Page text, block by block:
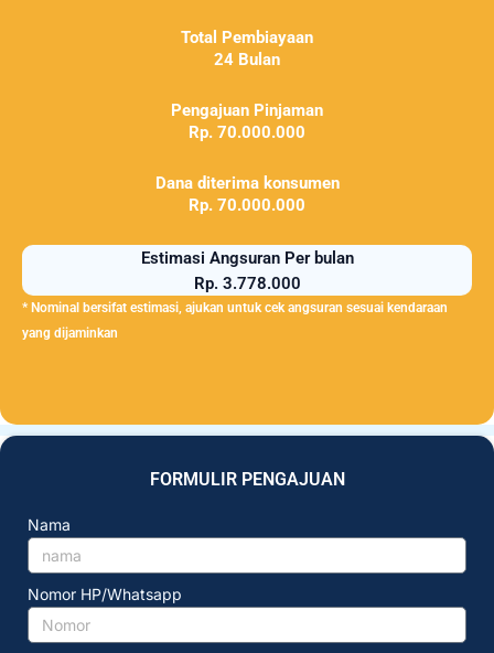
Total Pembiayaan
24 Bulan
Pengajuan Pinjaman
Rp. 70.000.000
Dana diterima konsumen
Rp. 70.000.000
Estimasi Angsuran Per bulan
Rp. 3.778.000
* Nominal bersifat estimasi, ajukan untuk cek angsuran sesuai kendaraan
yang dijaminkan
FORMULIR PENGAJUAN
Nama
Nomor HP/Whatsapp